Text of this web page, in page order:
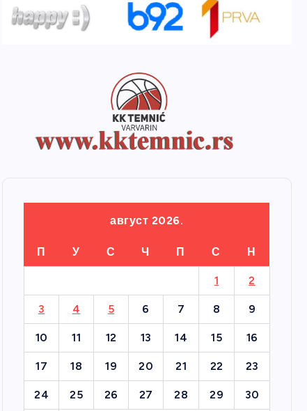
август 2026.
П У С Ч П С Н
1 2
3 4 5 6 7 8 9
10 11 12 13 14 15 16
17 18 19 20 21 22 23
24 25 26 27 28 29 30